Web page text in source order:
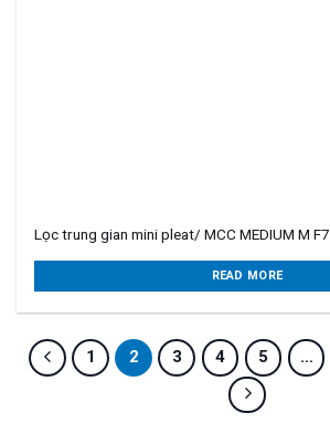
Lọc trung gian mini pleat/ MCC MEDIUM M F7
READ MORE
1 2 3 4 5 …